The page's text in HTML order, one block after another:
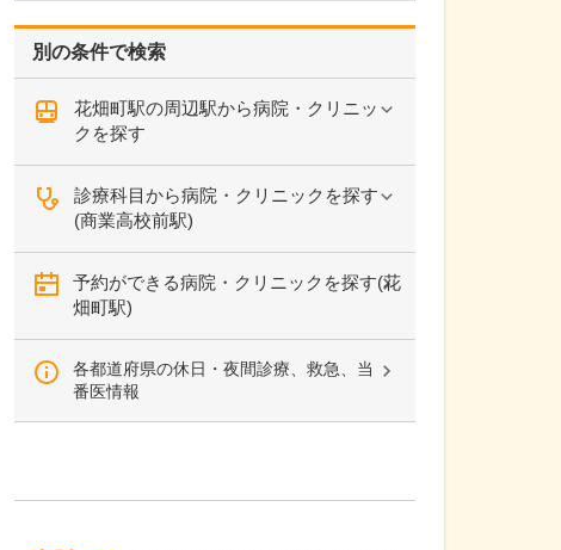
別の条件で検索
花畑町駅の周辺駅から病院・クリニッ
クを探す
診療科目から病院・クリニックを探す
(商業高校前駅)
予約ができる病院・クリニックを探す(花
畑町駅)
各都道府県の休日・夜間診療、救急、当
番医情報